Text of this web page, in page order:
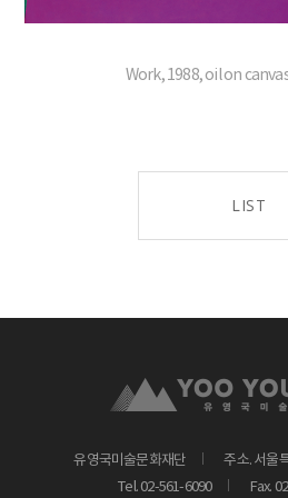
Work, 1988, oil on
LIST
유영국미술문화재단
주소. 서울
Tel. 02-561-6090
Fax.